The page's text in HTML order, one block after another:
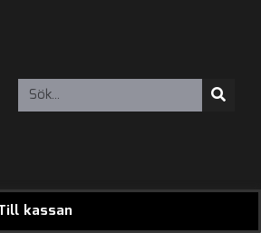
kassan